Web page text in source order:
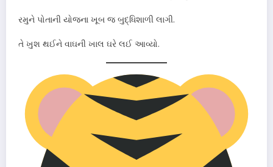
રમુને પોતાની યોજના ખૂબ જ બુદ્ધિશાળી લાગી.
તે ખુશ થઈને વાઘની ખાલ ઘરે લઈ આવ્યો.